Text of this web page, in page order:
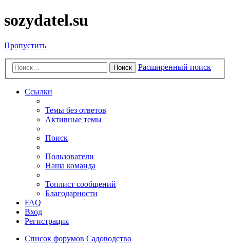
sozydatel.su
Пропустить
Поиск Расширенный поиск
Ссылки
Темы без ответов
Активные темы
Поиск
Пользователи
Наша команда
Топлист сообщений
Благодарности
FAQ
Вход
Регистрация
Список форумов Садоводство